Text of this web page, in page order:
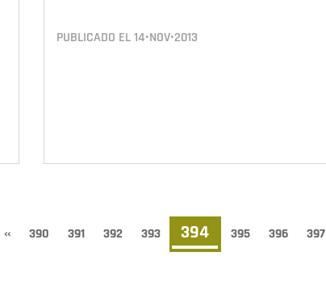
PUBLICADO EL14•NOV•2013
Página
‹‹ Page
390 Page
391 Page
392 Page
393
Página
actual
394 Page
395 Page
396 Page
397